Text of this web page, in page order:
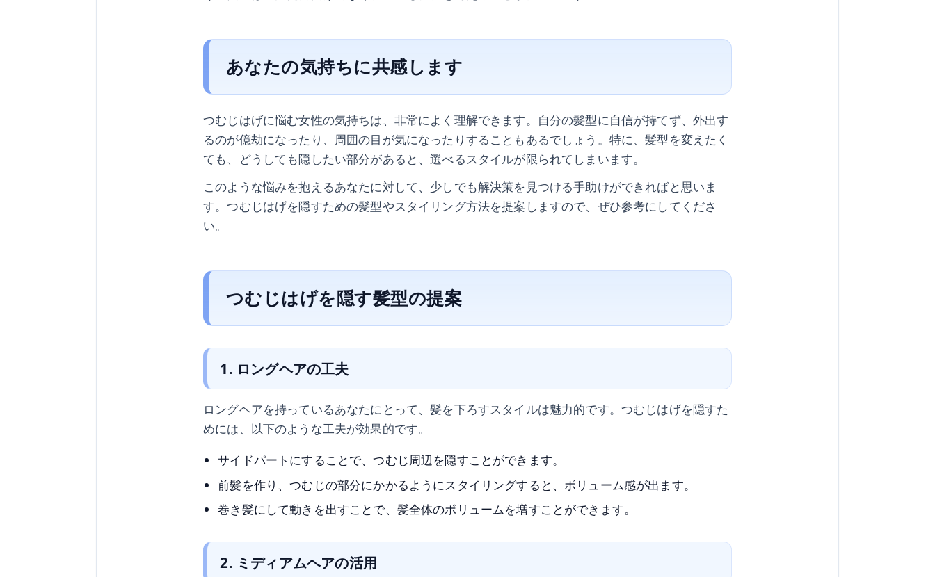
あなたの気持ちに共感します
つむじはげに悩む女性の気持ちは、非常によく理解できます。自分の髪型に自信が持てず、外出す
るのが億劫になったり、周囲の目が気になったりすることもあるでしょう。特に、髪型を変えたく
ても、どうしても隠したい部分があると、選べるスタイルが限られてしまいます。
このような悩みを抱えるあなたに対して、少しでも解決策を見つける手助けができればと思いま
す。つむじはげを隠すための髪型やスタイリング方法を提案しますので、ぜひ参考にしてくださ
い。
つむじはげを隠す髪型の提案
1. ロングヘアの工夫
ロングヘアを持っているあなたにとって、髪を下ろすスタイルは魅力的です。つむじはげを隠すた
めには、以下のような工夫が効果的です。
サイドパートにすることで、つむじ周辺を隠すことができます。
前髪を作り、つむじの部分にかかるようにスタイリングすると、ボリューム感が出ます。
巻き髪にして動きを出すことで、髪全体のボリュームを増すことができます。
2. ミディアムヘアの活用